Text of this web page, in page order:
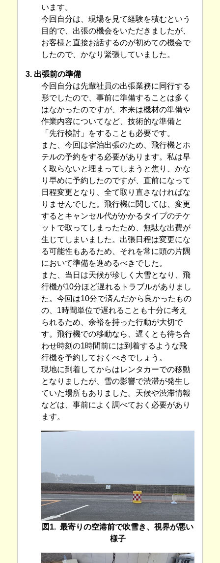
います。
今回自分は、現場を見て経験を積むという
目的で、出張の機会をいただきましたが、
お客様と直接お話するのが初めての機会で
したので、かなり緊張していました。
3. 出張前の準備
今回自分は先輩社員の出張業務に同行する
形でしたので、事前に準備することは多く
はなかったのですが、本来は機材の準備や
作業内容についてなど、技術的な準備と
「先行検討」をすることも必要です。
また、今回は宿泊出張のため、飛行機とホ
テルの予約をする必要があります。私は早
く取らないと埋まってしまうと焦り、かな
り早めに予約したのですが、直前になって
日程変更となり、全て取り直さなければな
りませんでした。飛行機に関しては、変更
するとキャンセル代がかかるタイプのチケ
ットで取ってしまったため、無駄な出費が
生じてしまいました。出張日程は変更にな
る可能性もあるため、それを常に頭の片隅
において準備を進めるべきでした。
また、当日は天候が珍しく大雪となり、飛
行機が10分ほど遅れるトラブルがありまし
た。今回は10分で済んだから良かったもの
の、1時間単位で遅れることも十分に考え
られるため、余裕を持った行動が大切で
す。飛行機での移動なら、遅くとも待ち合
わせ時刻の1時間前には到着するような飛
行機を予約しておくべきでしょう。
現地に到着してからはレンタカーでの移動
となりましたが、雪の影響で渋滞が発生し
ていた場所もありました。天候や渋滞情報
などは、事前によく調べておく必要があり
ます。
図1. 最寄りの空港前で吹雪き、視界が悪い
様子